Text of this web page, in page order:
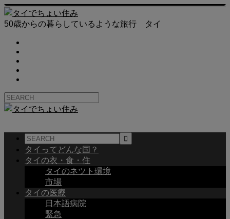
50歳からの暮らしているような旅行 タイ
タイってどんな国？
タイの衣・食・住
タイのネツト環境
市場
タイの医療
日本語病院
緊急